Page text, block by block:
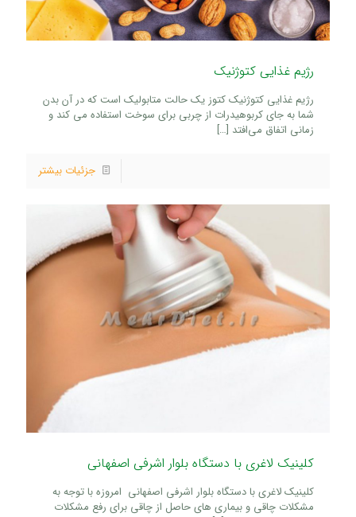
رژیم غذایی کتوژنیک
رژیم غذایی کتوژنیک کتوز یک حالت متابولیک است که در آن بدن
شما به جای کربوهیدرات از چربی برای سوخت استفاده می کند و
زمانی اتفاق می‌افتد […]
جزئیات بیشتر
کلینیک لاغری با دستگاه بلوار اشرفی اصفهانی
کلینیک لاغری با دستگاه بلوار اشرفی اصفهانی امروزه با توجه به
مشکلات چاقی و بیماری های حاصل از چاقی برای رفع مشکلات